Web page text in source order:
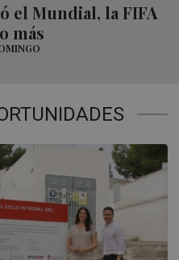
el Mundial, la FIFA
más